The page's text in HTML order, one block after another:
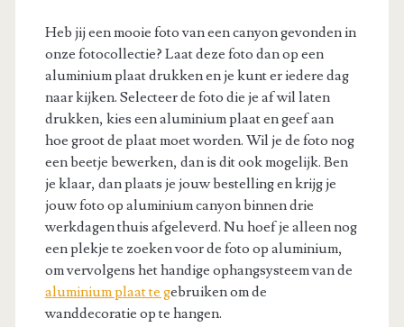
Heb jij een mooie foto van een canyon gevonden in
onze fotocollectie? Laat deze foto dan op een
aluminium plaat drukken en je kunt er iedere dag
naar kijken. Selecteer de foto die je af wil laten
drukken, kies een aluminium plaat en geef aan
hoe groot de plaat moet worden. Wil je de foto nog
een beetje bewerken, dan is dit ook mogelijk. Ben
je klaar, dan plaats je jouw bestelling en krijg je
jouw foto op aluminium canyon binnen drie
werkdagen thuis afgeleverd. Nu hoef je alleen nog
een plekje te zoeken voor de foto op aluminium,
om vervolgens het handige ophangsysteem van de
aluminium plaat te gebruiken om de
wanddecoratie op te hangen.